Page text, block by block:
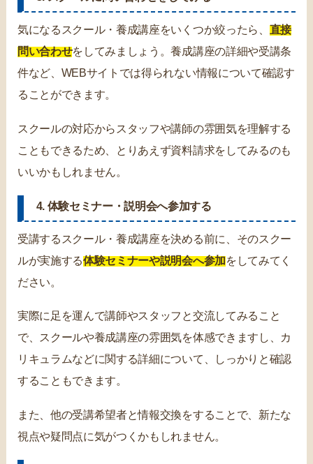
気になるスクール・養成講座をいくつか絞ったら、 直接
問い合わせをしてみましょう。養成講座の詳細や受講条
件など、WEBサイトでは得られない情報について確認す
ることができます。
スクールの対応からスタッフや講師の雰囲気を理解する
こともできるため、とりあえず資料請求をしてみるのも
いいかもしれません。
4. 体験セミナー・説明会へ参加する
受講するスクール・養成講座を決める前に、そのスクー
ルが実施する体験セミナーや説明会へ参加をしてみてく
ださい。
実際に足を運んで講師やスタッフと交流してみること
で、スクールや養成講座の雰囲気を体感できますし、カ
リキュラムなどに関する詳細について、しっかりと確認
することもできます。
また、他の受講希望者と情報交換をすることで、新たな
視点や疑問点に気がつくかもしれません。